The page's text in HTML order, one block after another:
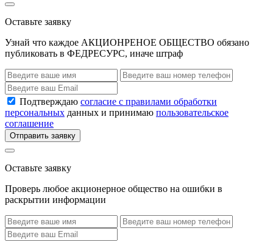
Оставьте заявку
Узнай что каждое АКЦИОНРЕНОЕ ОБЩЕСТВО обязано
публиковать в ФЕДРЕСУРС, иначе штраф
Подтверждаю согласие с правилами обработки
персональных данных и принимаю пользовательское
соглашение
Отправить заявку
Оставьте заявку
Проверь любое акционерное общество на ошибки в
раскрытии информации